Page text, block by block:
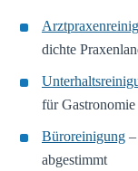
dichte
für Gastronomie
Büroreinigung
abgestimmt